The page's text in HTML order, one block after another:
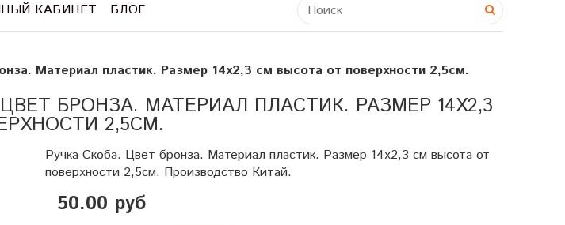
КАБИНЕТ БЛОГ
Материал пластик. Размер 14х2,3 см высота от поверхности 2,5см.
БРОНЗА. МАТЕРИАЛ ПЛАСТИК. РАЗМЕР 14Х2,3
2,5СМ.
Ручка Скоба. Цвет бронза. Материал пластик. Размер 14х2,3 см высота от
поверхности 2,5см. Производство Китай.
50.00 руб